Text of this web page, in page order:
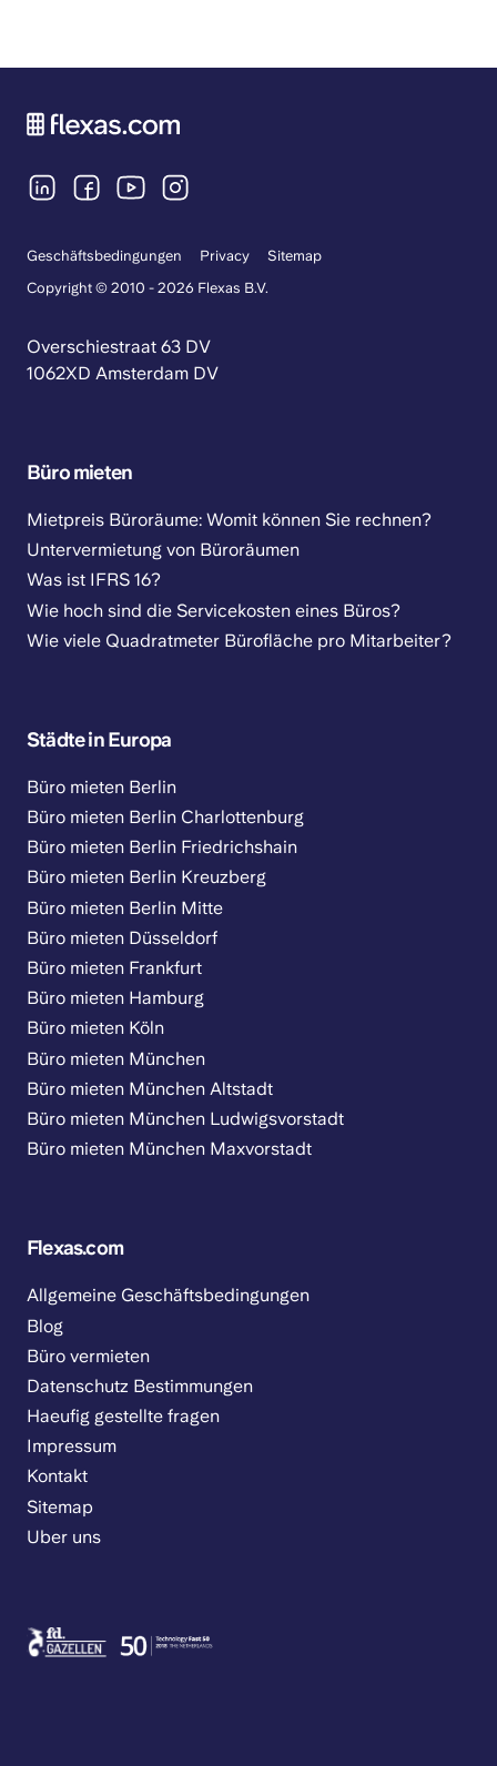
Geschäftsbedingungen Privacy
Sitemap
Copyright © 2010 - 2026 Flexas B.V.
Overschiestraat 63 DV
1062XD Amsterdam DV
Büro mieten
Mietpreis Büroräume: Womit können Sie rechnen?
Untervermietung von Büroräumen
Was ist IFRS 16?
Wie hoch sind die Servicekosten eines Büros?
Wie viele Quadratmeter Bürofläche pro Mitarbeiter?
Städte in Europa
Büro mieten Berlin
Büro mieten Berlin Charlottenburg
Büro mieten Berlin Friedrichshain
Büro mieten Berlin Kreuzberg
Büro mieten Berlin Mitte
Büro mieten Düsseldorf
Büro mieten Frankfurt
Büro mieten Hamburg
Büro mieten Köln
Büro mieten München
Büro mieten München Altstadt
Büro mieten München Ludwigsvorstadt
Büro mieten München Maxvorstadt
Flexas.com
Allgemeine Geschäftsbedingungen
Blog
Büro vermieten
Datenschutz Bestimmungen
Haeufig gestellte fragen
Impressum
Kontakt
Sitemap
Uber uns